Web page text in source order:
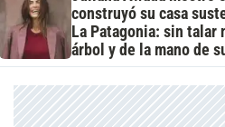
construyó su casa
La Patagonia: sin talar
árbol y de la mano de